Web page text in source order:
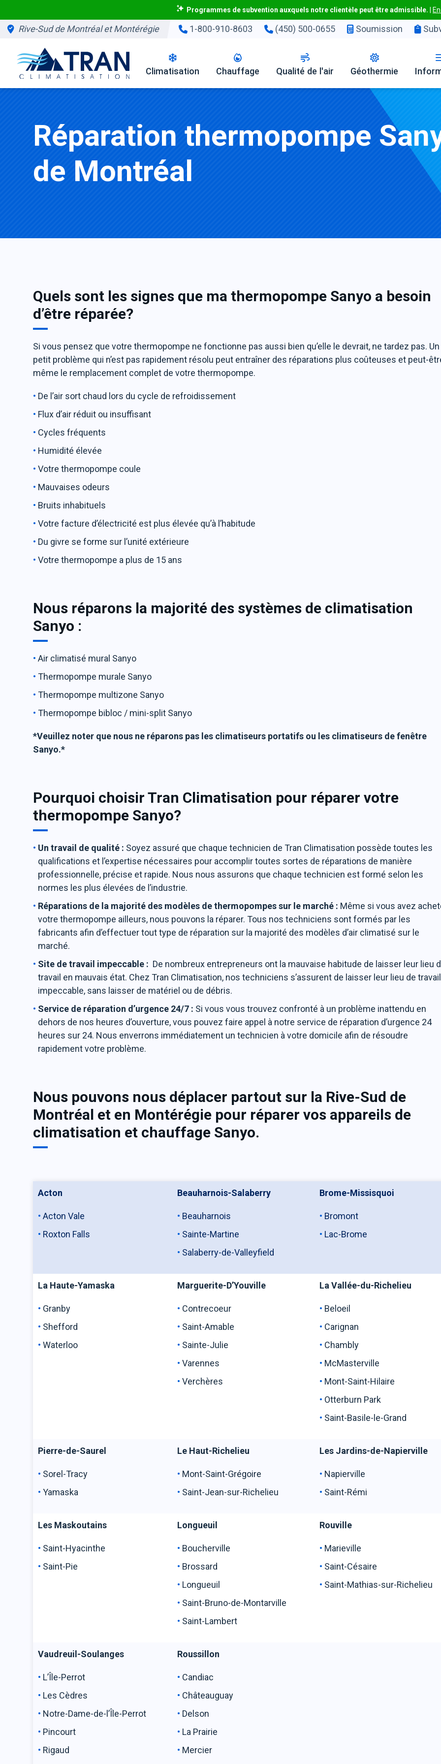
Programmes de subvention auxquels notre clientèle peut être admissible.
Rive-Sud de Montréal et Montérégie 1-800-910-8603 (450) 500-0655 Soumission
Climatisation Chauffage Qualité de l'air Géothermie
Réparation thermopompe
de Montréal
Quels sont les signes que ma thermopompe Sanyo a besoin
d’être réparée?
Si vous pensez que votre thermopompe ne fonctionne pas aussi bien qu’elle le devrait, ne tardez pas. Un
petit problème qui n’est pas rapidement résolu peut entraîner des réparations plus coûteuses et peut-
même le remplacement complet de votre thermopompe.
De l’air sort chaud lors du cycle de refroidissement
Flux d’air réduit ou insuffisant
Cycles fréquents
Humidité élevée
Votre thermopompe coule
Mauvaises odeurs
Bruits inhabituels
Votre facture d’électricité est plus élevée qu’à l’habitude
Du givre se forme sur l’unité extérieure
Votre thermopompe a plus de 15 ans
Nous réparons la majorité des systèmes de climatisation
Sanyo :
Air climatisé mural Sanyo
Thermopompe murale Sanyo
Thermopompe multizone Sanyo
Thermopompe bibloc / mini-split Sanyo
*Veuillez noter que nous ne réparons pas les climatiseurs portatifs ou les climatiseurs de fenêtre
Sanyo.*
Pourquoi choisir Tran Climatisation pour réparer votre
thermopompe Sanyo?
Un travail de qualité : Soyez assuré que chaque technicien de Tran Climatisation possède toutes les
qualifications et l’expertise nécessaires pour accomplir toutes sortes de réparations de manière
professionnelle, précise et rapide. Nous nous assurons que chaque technicien est formé selon les
normes les plus élevées de l’industrie.
Réparations de la majorité des modèles de thermopompes sur le marché : Même si vous avez
votre thermopompe ailleurs, nous pouvons la réparer. Tous nos techniciens sont formés par les
fabricants afin d’effectuer tout type de réparation sur la majorité des modèles d’air climatisé sur le
marché.
Site de travail impeccable : De nombreux entrepreneurs ont la mauvaise habitude de laisser leur lieu
travail en mauvais état. Chez Tran Climatisation, nos techniciens s’assurent de laisser leur lieu de travail
impeccable, sans laisser de matériel ou de débris.
Service de réparation d’urgence 24/7 : Si vous vous trouvez confronté à un problème inattendu en
dehors de nos heures d’ouverture, vous pouvez faire appel à notre service de réparation d’urgence 24
heures sur 24. Nous enverrons immédiatement un technicien à votre domicile afin de résoudre
rapidement votre problème.
Nous pouvons nous déplacer partout sur la Rive-Sud de
Montréal et en Montérégie pour réparer vos appareils de
climatisation et chauffage Sanyo.
Acton
Acton Vale
Roxton Falls
Beauharnois-Salaberry
Beauharnois
Sainte-Martine
Salaberry-de-Valleyfield
Brome-Missisquoi
Bromont
Lac-Brome
La Haute-Yamaska
Granby
Shefford
Waterloo
Marguerite-D’Youville
Contrecoeur
Saint-Amable
Sainte-Julie
Varennes
Verchères
La Vallée-du-Richelieu
Beloeil
Carignan
Chambly
McMasterville
Mont-Saint-Hilaire
Otterburn Park
Saint-Basile-le-Grand
Pierre-de-Saurel
Sorel-Tracy
Yamaska
Le Haut-Richelieu
Mont-Saint-Grégoire
Saint-Jean-sur-Richelieu
Les Jardins-de-Napierville
Napierville
Saint-Rémi
Les Maskoutains
Saint-Hyacinthe
Saint-Pie
Longueuil
Boucherville
Brossard
Longueuil
Saint-Bruno-de-Montarville
Saint-Lambert
Rouville
Marieville
Saint-Césaire
Saint-Mathias-sur-Richelieu
Vaudreuil-Soulanges
L’Île-Perrot
Les Cèdres
Notre-Dame-de-l’Île-Perrot
Pincourt
Rigaud
Roussillon
Candiac
Châteauguay
Delson
La Prairie
Mercier